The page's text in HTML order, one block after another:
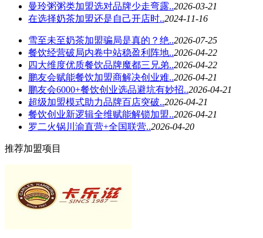
曼玲粥粥类加盟选对品牌少走弯露..2026-03-21
在选择奶茶加盟还是自己开店时..2024-11-16
雪至未至奶茶加盟骗局是真的？绝..2026-07-25
餐饮经营破局内卷中站稳盈利阵地..2026-04-22
四大维度优质餐饮品牌魔都三兄弟..2026-04-22
鹏友会赋能餐饮加盟商解决创业难..2026-04-21
鹏友会6000+餐饮创业选品避坑有妙招..2026-04-21
超级加盟模式助力品牌百店突破..2026-04-21
餐饮创业新逻辑全维赋能解锁加盟..2026-04-21
罗二火锅川渝直营+全国联营..2026-04-20
推荐加盟项目